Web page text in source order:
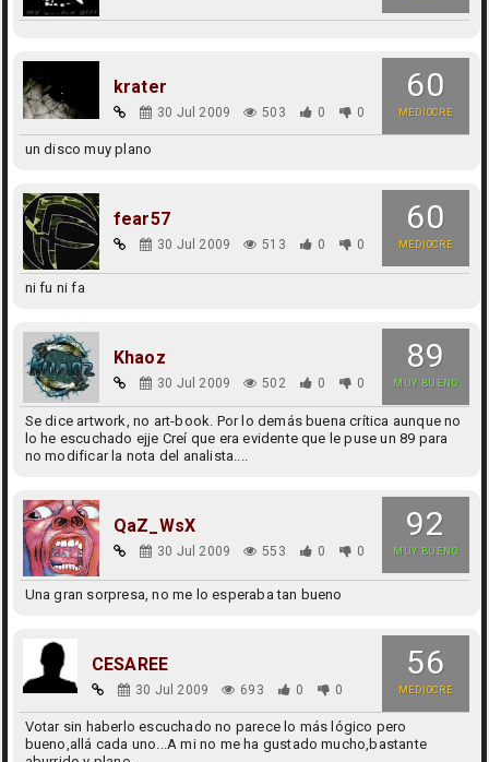
60
MEDIOCRE
krater
30 Jul 2009 503 0 0
un disco muy plano
60
MEDIOCRE
fear57
30 Jul 2009 513 0 0
ni fu ni fa
89
MUY BUENO
Khaoz
30 Jul 2009 502 0 0
Se dice artwork, no art-book. Por lo demás buena crítica aunque no
lo he escuchado ejje Creí que era evidente que le puse un 89 para
no modificar la nota del analista....
92
MUY BUENO
QaZ_WsX
30 Jul 2009 553 0 0
Una gran sorpresa, no me lo esperaba tan bueno
56
MEDIOCRE
CESAREE
30 Jul 2009 693 0 0
Votar sin haberlo escuchado no parece lo más lógico pero
bueno,allá cada uno...A mi no me ha gustado mucho,bastante